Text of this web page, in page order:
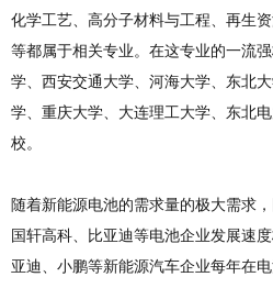
化学工艺、高分子材料与工程、再生
等都属于相关专业。在这专业的一流
学、西安交通大学、河海大学、东北
学、重庆大学、大连理工大学、东北
校。
随着新能源电池的需求量的极大需求
国轩高科、比亚迪等电池企业发展速
亚迪、小鹏等新能源汽车企业每年在电